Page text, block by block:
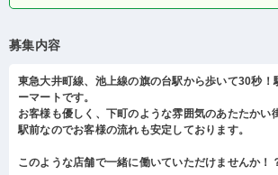
募集内容
東急大井町線、池上線の旗の台駅から歩いて30秒
ーマートです。
お客様も優しく、下町のような雰囲気のあたたかい
駅前なのでお客様の流れも安定しております。
このような店舗で一緒に働いていただけませんか！